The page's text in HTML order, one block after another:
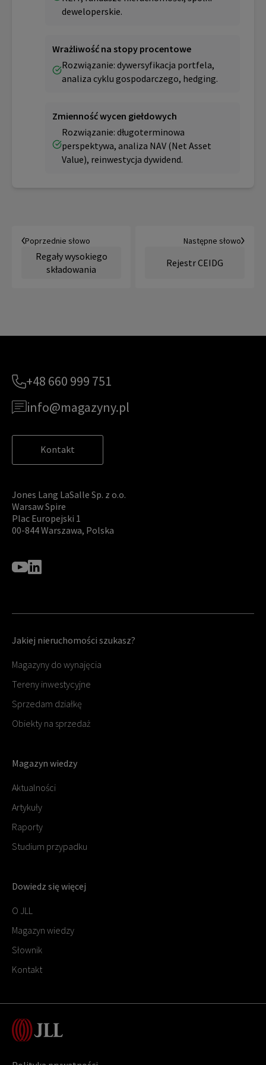
deweloperskie.
Wrażliwość na stopy procentowe
Rozwiązanie: dywersyfikacja portfela,
analiza cyklu gospodarczego, hedging.
Zmienność wycen giełdowych
Rozwiązanie: długoterminowa
perspektywa, analiza NAV (Net Asset
Value), reinwestycja dywidend.
Poprzednie słowo
Regały wysokiego
składowania
Następne słowo
Rejestr CEIDG
+48 660 999 751
info@magazyny.pl
Kontakt
Jones Lang LaSalle Sp. z o.o.
Warsaw Spire
Plac Europejski 1
00-844 Warszawa, Polska
Jakiej nieruchomości szukasz?
Magazyny do wynajęcia
Tereny inwestycyjne
Sprzedam działkę
Obiekty na sprzedaż
Magazyn wiedzy
Aktualności
Artykuły
Raporty
Studium przypadku
Dowiedz się więcej
O JLL
Magazyn wiedzy
Słownik
Kontakt